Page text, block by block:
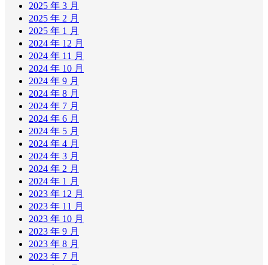
2025 年 3 月
2025 年 2 月
2025 年 1 月
2024 年 12 月
2024 年 11 月
2024 年 10 月
2024 年 9 月
2024 年 8 月
2024 年 7 月
2024 年 6 月
2024 年 5 月
2024 年 4 月
2024 年 3 月
2024 年 2 月
2024 年 1 月
2023 年 12 月
2023 年 11 月
2023 年 10 月
2023 年 9 月
2023 年 8 月
2023 年 7 月